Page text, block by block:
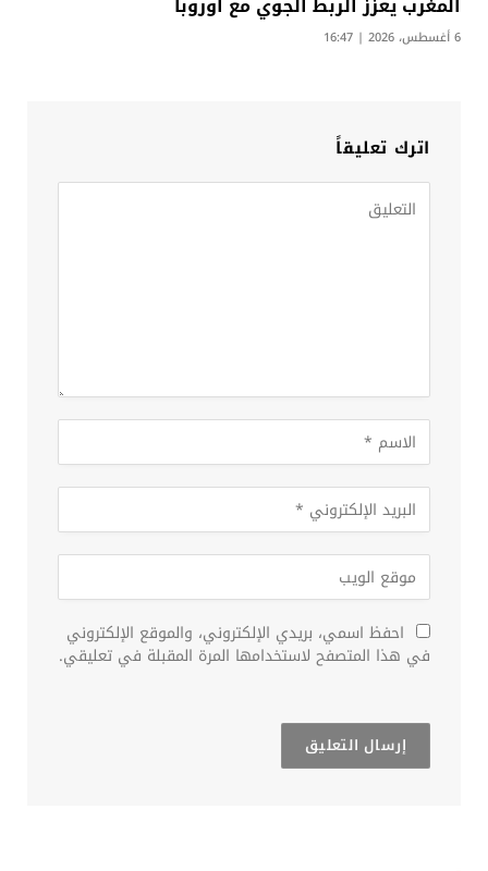
6 أغسطس، 2026 | 16:47
اترك تعليقاً
احفظ اسمي، بريدي الإلكتروني، والموقع الإلكتروني
في هذا المتصفح لاستخدامها المرة المقبلة في تعليقي.